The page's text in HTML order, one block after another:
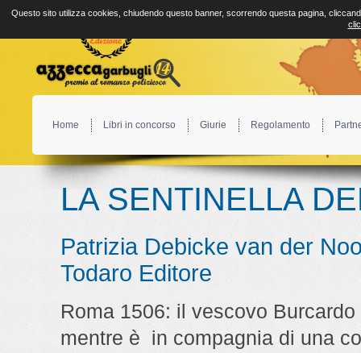
Home Libri in concorso Giurie Regolamento
LA SENTINELLA
Patrizia Debicke van der
Todaro Editore
Roma 1506: il vescovo
mentre è in compagnia di una
Questo sito utilizza cookies, chiudendo questo banner, scorrendo questa pagina,